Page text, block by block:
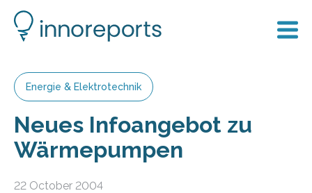
Energie & Elektrotechnik
Neues Infoangebot zu
Wärmepumpen
22 October 2004